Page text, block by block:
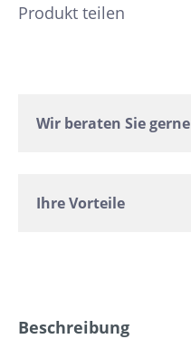
Produkt teilen
Wir beraten Sie gerne
Ihre Vorteile
Beschreibung